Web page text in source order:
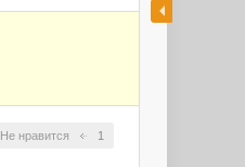
Не нравится 1